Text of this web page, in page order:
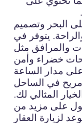
على البحر وتصميم
يتوفر في
والمرافق مثل
خضراء وأمن
في الساحل
المثالي لك.
على مزيد من